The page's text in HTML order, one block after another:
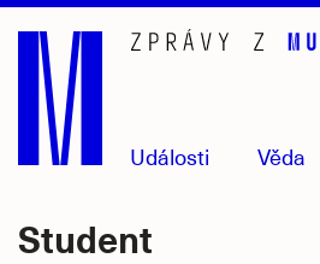
Přejít
hlavní
obsah
Události Věda
Student